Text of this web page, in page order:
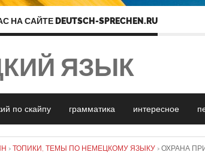
САЙТЕ DEUTSCH-SPRECHEN.RU
ЯЗЫК
по скайпу грамматика интересное
› ТОПИКИ, ТЕМЫ ПО НЕМЕЦКОМУ ЯЗЫКУ › ОХРАНА